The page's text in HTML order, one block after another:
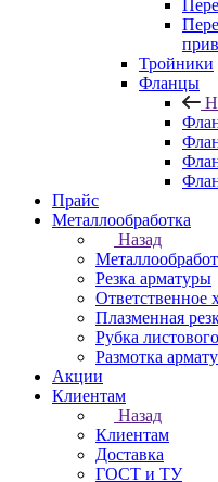
Тройники
Фланцы
Прайс
Металлообработка
Назад
Резка арматуры
Ответственное
Плазменная
Рубка
Размотка
Акции
Клиентам
Назад
Клиентам
Доставка
ГОСТ и ТУ